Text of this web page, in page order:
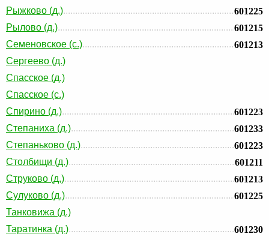
Рыжково (д.)
601225
Рылово (д.)
601215
Семеновское (с.)
601213
Сергеево (д.)
Спасское (д.)
Спасское (с.)
Спирино (д.)
601223
Степаниха (д.)
601233
Степаньково (д.)
601223
Столбищи (д.)
601211
Струково (д.)
601213
Сулуково (д.)
601225
Танковижа (д.)
Таратинка (д.)
601230